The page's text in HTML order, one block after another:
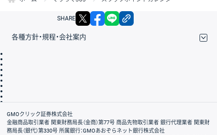
SHARE X facebook
各種方針・規程・会社案内
会社案内
GMOクリック証券株式会社
金融商品取引業者 関東財務局長（金商）第77号 商品先物取引業者 銀行代理業者 関東財
務局長（銀代）第330号 所属銀行：GMOあおぞらネット銀行株式会社